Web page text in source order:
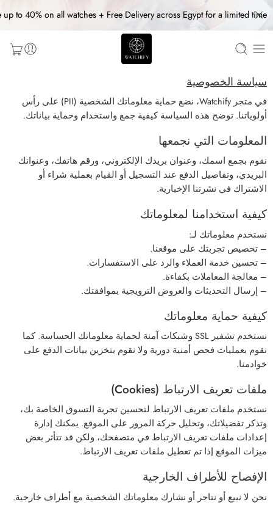
up to 40% on all watches + Free Delivery across Egypt for a limited time
سياسة الخصوصية
في متجر Watchify، نضع حماية معلوماتك الشخصية (PII) على رأس
أولوياتنا. توضح هذه السياسة كيفية جمع واستخدام وحماية بياناتك.
المعلومات التي نجمعها
نقوم بجمع اسمك، وعنوان بريدك الإلكتروني، ورقم هاتفك، وعنوانك
البريدي، وتفاصيل الدفع عند التسجيل أو القيام بعملية شراء أو
الاشتراك في نشرتنا الإخبارية.
كيفية استخدامنا لمعلوماتك
نستخدم معلوماتك لـ:
– تخصيص تجربتك على موقعنا.
– تحسين خدمة العملاء والرد على الاستفسارات.
– معالجة المعاملات بكفاءة.
– إرسال التحديثات والعروض الترويجية بموافقتك.
كيفية حماية معلوماتك
نستخدم تشفير SSL وشبكات آمنة لحماية معلوماتك الحساسة. كما
نقوم بعمليات فحص أمنية دورية ولا نقوم بتخزين بيانات الدفع على
خوادمنا.
ملفات تعريف الارتباط (Cookies)
نستخدم ملفات تعريف الارتباط لتحسين تجربة التسوق الخاصة بك،
وتذكر تفضيلاتك، وتحليل حركة المرور على الموقع. يمكنك إدارة
إعدادات ملفات تعريف الارتباط في متصفحك، ولكن قد تتأثر بعض
ميزات الموقع إذا تم تعطيل ملفات تعريف الارتباط.
الإفصاح للأطراف الخارجية
نحن لا نبيع أو نتاجر أو نشارك معلوماتك الشخصية مع أطراف خارجية.